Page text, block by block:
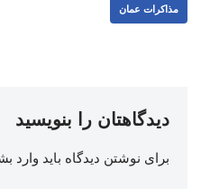
مذاکرات عمان
دیدگاهتان را بنویسید
برای نوشتن دیدگاه باید وارد